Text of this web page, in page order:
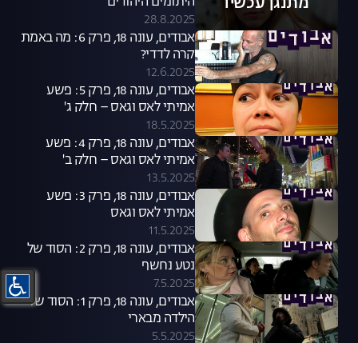
28.8.2025
אבודים, עונה 18, פרק 6: מה באמת
קרה לדדי?
12.6.2025
אבודים, עונה 18, פרק 5: פשע
אמיתי לאס וגאס – חלק ג'
18.5.2025
אבודים, עונה 18, פרק 4: פשע
אמיתי לאס וגאס – חלק ב'
13.5.2025
אבודים, עונה 18, פרק 3: פשע
אמיתי לאס וגאס
11.5.2025
אבודים, עונה 18, פרק 2: הסוד של
נטע נחשף
7.5.2025
אבודים, עונה 18, פרק 1: הסוד של
הילדה מבארי
5.5.2025